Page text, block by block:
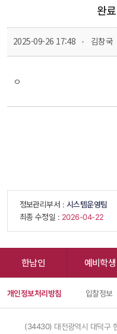
완
2025-09-26 17:48 김창국
ㅇ
정보관리부서 : 시스템운영팀
최종 수정일 : 2026-04-22
한남인 예비학생
개인정보처리방침 입찰정보
(34430) 대전광역시 대덕구